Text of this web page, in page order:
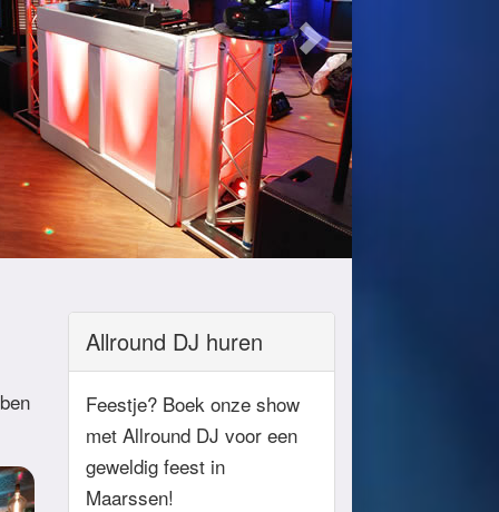
Allround DJ huren
Feestje? Boek onze show
met Allround DJ voor een
geweldig feest in
Maarssen!